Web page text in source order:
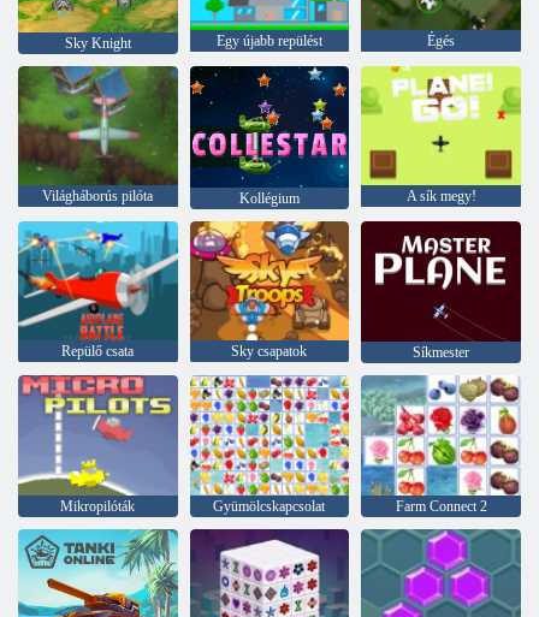
Sky Knight Egy újabb repülést Égés
Világháborús pilóta Kollégium A sík megy!
Repülő csata Sky csapatok Síkmester
Mikropilóták Gyümölcskapcsolat Farm Connect 2